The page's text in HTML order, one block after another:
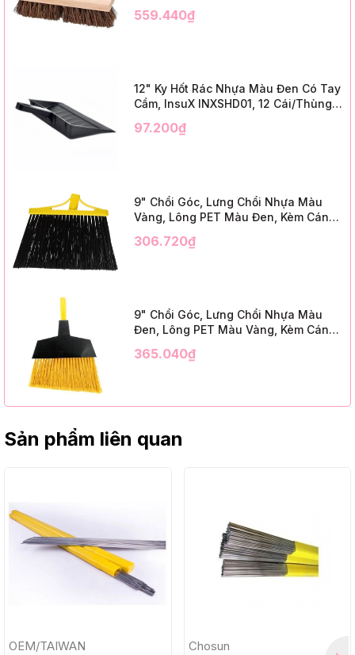
3" Trim)
559.440₫
12" Ky Hốt Rác Nhựa Màu Đen Có Tay
Cầm, InsuX INXSHD01, 12 Cái/Thùng,
Black Plastic)
97.200₫
9" Chổi Góc, Lưng Chổi Nhựa Màu
Vàng, Lông PET Màu Đen, Kèm Cán
12 Bộ/Thùng (9" Angle Broom, Yellow
306.720₫
9" Chổi Góc, Lưng Chổi Nhựa Màu
Đen, Lông PET Màu Vàng, Kèm Cán
12 Bộ/Thùng (9" Angle Broom, Black
365.040₫
Sản phẩm liên quan
OEM/TAIWAN Chosun